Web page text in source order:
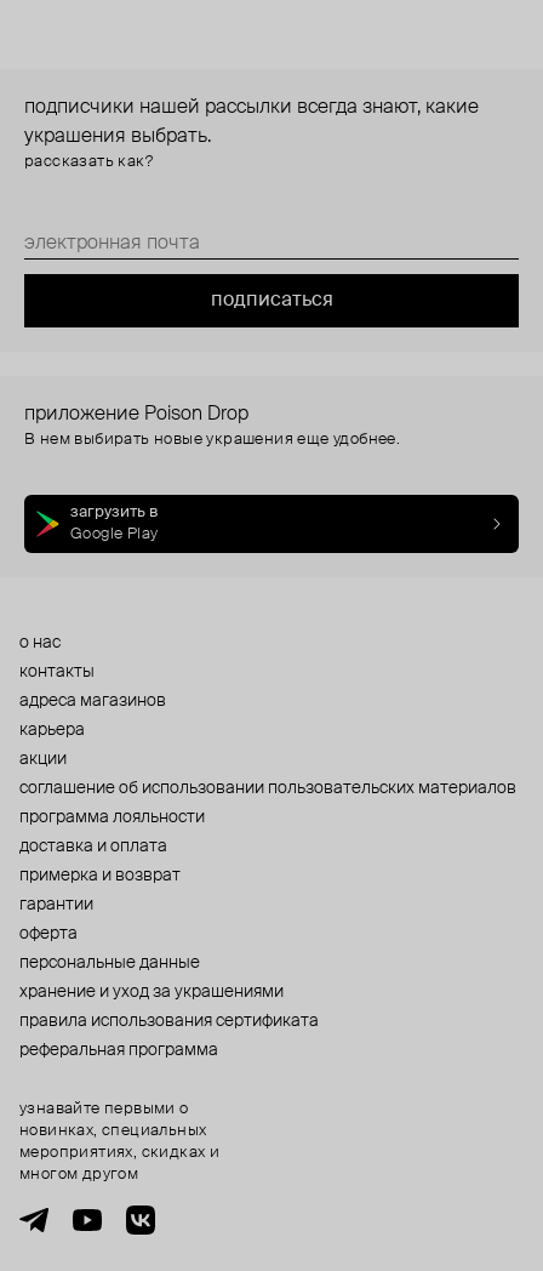
подписчики нашей рассылки всегда знают, какие
украшения выбрать.
рассказать как?
подписаться
приложение Poison Drop
В нем выбирать новые украшения еще удобнее.
загрузить в
Google Play
о нас
контакты
адреса магазинов
карьера
акции
cоглашение об использовании пользовательских материалов
программа лояльности
доставка и оплата
примерка и возврат
гарантии
оферта
персональные данные
хранение и уход за украшениями
правила использования сертификата
реферальная программа
узнавайте первыми о
новинках, специальных
мероприятиях, скидках и
многом другом